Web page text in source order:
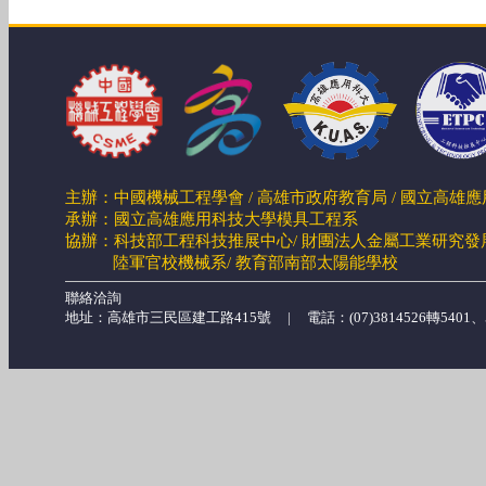
主辦：中國機械工程學會 / 高雄市政府教育局 / 國立高雄
承辦：國立高雄應用科技大學模具工程系
協辦：科技部工程科技推展中心/ 財團法人金屬工業研究
陸軍官校機械系/ 教育部南部太陽能學校
聯絡洽詢
地址：高雄市三民區建工路415號 | 電話：(07)3814526轉